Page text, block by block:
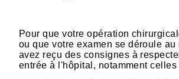
Pour que votre opération
ou que votre examen se déroule au
avez reçu des consignes à
entrée à l'hôpital, notamment celles